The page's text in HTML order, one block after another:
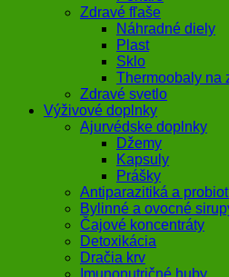
Zdravé fľaše
Náhradné diely
Plast
Sklo
Thermoobaly na
Zdravé svetlo
Výživové doplnky
Ajurvédske doplnky
Džemy
Kapsuly
Prášky
Antiparazitiká a
Bylinné a ovocné
Čajové koncentráty
Detoxikácia
Dračia krv
Imunonutričné huby